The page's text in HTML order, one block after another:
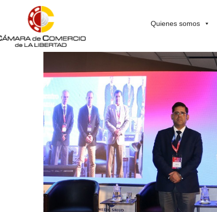
Quienes somos